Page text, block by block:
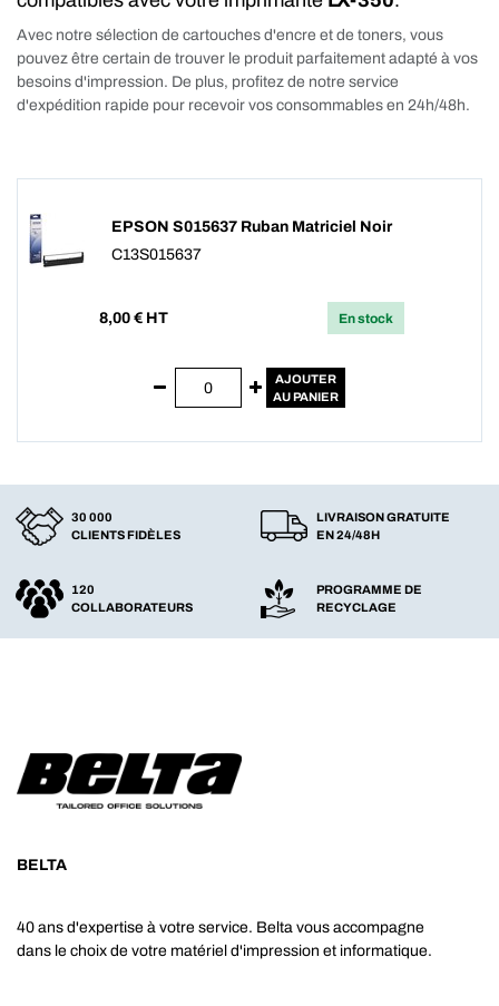
Avec notre sélection de cartouches d'encre et de toners, vous
pouvez être certain de trouver le produit parfaitement adapté à vos
besoins d'impression. De plus, profitez de notre service
d'expédition rapide pour recevoir vos consommables en 24h/48h.
EPSON S015637 Ruban Matriciel Noir
C13S015637
8,00 € HT En stock
AJOUTER
AU PANIER
30 000
CLIENTS FIDÈLES
LIVRAISON GRATUITE
EN 24/48H
120
COLLABORATEURS
PROGRAMME DE
RECYCLAGE
BELTA
40 ans d'expertise à votre service. Belta vous accompagne
dans le choix de votre matériel d'impression et informatique.